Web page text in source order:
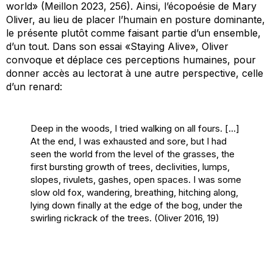
world» (Meillon 2023, 256). Ainsi, l’écopoésie de Mary
Oliver, au lieu de placer l’humain en posture dominante,
le présente plutôt comme faisant partie d’un ensemble,
d’un tout. Dans son essai «Staying Alive», Oliver
convoque et déplace ces perceptions humaines, pour
donner accès au lectorat à une autre perspective, celle
d’un renard:
Deep in the woods, I tried walking on all fours. […]
At the end, I was exhausted and sore, but I had
seen the world from the level of the grasses, the
first bursting growth of trees, declivities, lumps,
slopes, rivulets, gashes, open spaces. I was some
slow old fox, wandering, breathing, hitching along,
lying down finally at the edge of the bog, under the
swirling rickrack of the trees. (Oliver 2016, 19)